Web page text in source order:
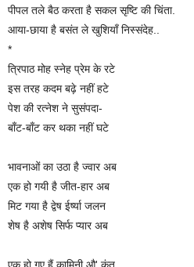
पीपल तले बैठ करता है सकल सृष्टि की चिंता.
आया-छाया है बसंत ले खुशियाँ निस्संदेह..
*
त्रिपाठ मोह स्नेह प्रेम के रटे
इस तरह कदम बढ़े नहीं हटे
पेश की रत्नेश ने सुसंपदा-
बाँट-बाँट कर थका नहीं घटे
भावनाओं का उठा है ज्वार अब
एक हो गयी है जीत-हार अब
मिट गया है द्वेष ईर्ष्या जलन
शेष है अशेष सिर्फ प्यार अब
एक हो गए हैं कामिनी औ' कंत